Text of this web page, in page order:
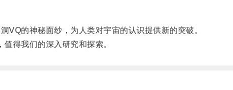
的神秘面纱，为人类对宇宙的认识提供新的突破。
得我们的深入研究和探索。